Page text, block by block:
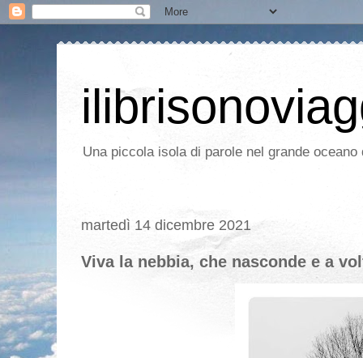
Una piccola isola di parole nel grande
martedì 14 dicembre 2021
Viva la nebbia, che nasconde e a